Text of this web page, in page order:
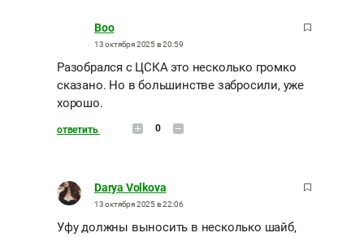
Boo
13 октября 2025 в 20:59
Разобрался с ЦСКА это несколько громко
сказано. Но в большинстве забросили, уже
хорошо.
ответить 0
Darya Volkova
13 октября 2025 в 22:06
Уфу должны выносить в несколько шайб,